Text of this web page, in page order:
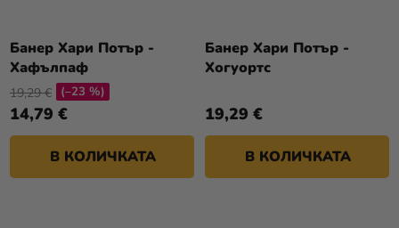
Банер Хари Потър -
Хафълпаф
14,79 €
19,29 € (–23 %)
В КОЛИЧКАТА
Банер Хари Потър -
Хогуортс
19,29 €
В КОЛИЧКАТА